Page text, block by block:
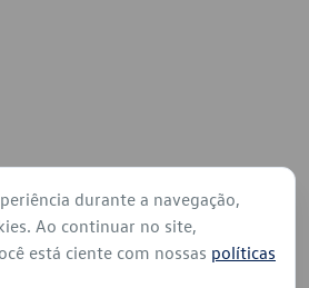
durante a navegação,
Ao continuar no site,
está ciente com nossas políticas